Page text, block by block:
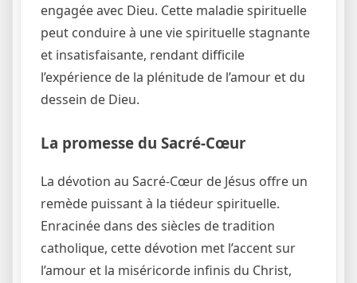
engagée avec Dieu. Cette maladie spirituelle
peut conduire à une vie spirituelle stagnante
et insatisfaisante, rendant difficile
l’expérience de la plénitude de l’amour et du
dessein de Dieu.
La promesse du Sacré-Cœur
La dévotion au Sacré-Cœur de Jésus offre un
remède puissant à la tiédeur spirituelle.
Enracinée dans des siècles de tradition
catholique, cette dévotion met l’accent sur
l’amour et la miséricorde infinis du Christ,